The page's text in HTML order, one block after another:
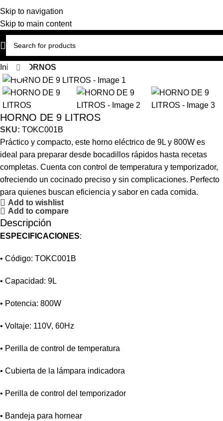
Skip to navigation
Skip to main content
Inicio HORNOS
Click to enlarge
HORNO DE 9 LITROS
SKU: TOKC001B
Práctico y compacto, este horno eléctrico de 9L y 800W es
ideal para preparar desde bocadillos rápidos hasta recetas
completas. Cuenta con control de temperatura y temporizador,
ofreciendo un cocinado preciso y sin complicaciones. Perfecto
para quienes buscan eficiencia y sabor en cada comida.
Add to wishlist
Add to compare
Descripción
ESPECIFICACIONES:
• Código: TOKC001B
• Capacidad: 9L
• Potencia: 800W
• Voltaje: 110V, 60Hz
• Perilla de control de temperatura
• Cubierta de la lámpara indicadora
• Perilla de control del temporizador
• Bandeja para hornear